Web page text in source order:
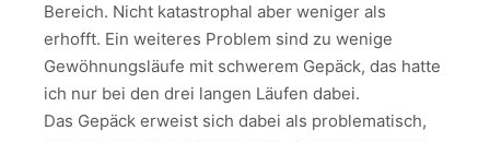
Bereich. Nicht katastrophal aber weniger als
erhofft. Ein weiteres Problem sind zu wenige
Gewöhnungsläufe mit schwerem Gepäck, das hatte
ich nur bei den drei langen Läufen dabei.
Das Gepäck erweist sich dabei als problematisch,